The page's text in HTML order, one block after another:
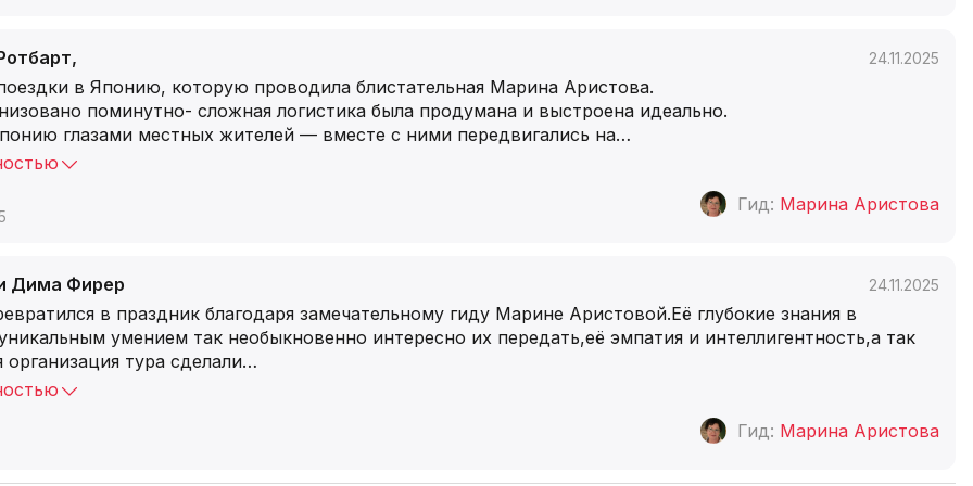
24.11.2025
в Японию, которую проводила блистательная Марина Аристова.
поминутно- сложная логистика была продумана и выстроена идеально.
глазами местных жителей — вместе с ними передвигались на…
Гид: Марина Аристова
Дима Фирер 24.11.2025
в праздник благодаря замечательному гиду Марине Аристовой.Её глубокие знания в
умением так необыкновенно интересно их передать,её эмпатия и интеллигентность,а так
тура сделали…
Гид: Марина Аристова